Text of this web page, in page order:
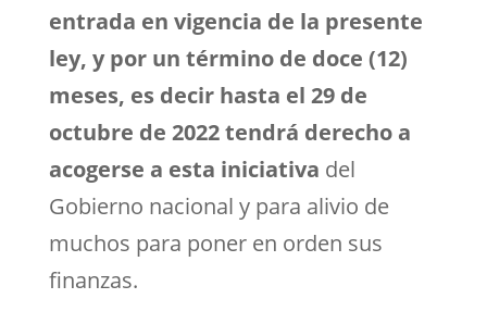
entrada en vigencia de la presente
ley, y por un término de doce (12)
meses, es decir hasta el 29 de
octubre de 2022 tendrá derecho a
acogerse a esta iniciativa del
Gobierno nacional y para alivio de
muchos para poner en orden sus
finanzas.